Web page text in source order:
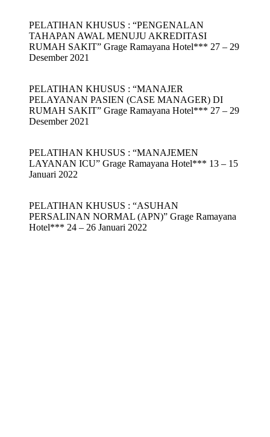
PELATIHAN KHUSUS : “PENGENALAN
TAHAPAN AWAL MENUJU AKREDITASI
RUMAH SAKIT” Grage Ramayana Hotel*** 27 – 29
Desember 2021
PELATIHAN KHUSUS : “MANAJER
PELAYANAN PASIEN (CASE MANAGER) DI
RUMAH SAKIT” Grage Ramayana Hotel*** 27 – 29
Desember 2021
PELATIHAN KHUSUS : “MANAJEMEN
LAYANAN ICU” Grage Ramayana Hotel*** 13 – 15
Januari 2022
PELATIHAN KHUSUS : “ASUHAN
PERSALINAN NORMAL (APN)” Grage Ramayana
Hotel*** 24 – 26 Januari 2022